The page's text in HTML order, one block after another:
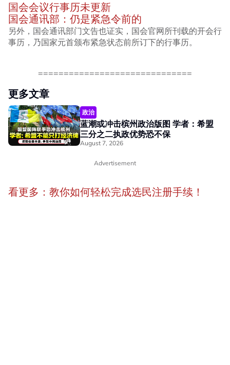
国会会议行事历未更新
国会通讯部：仍是紧急令前的
另外，国会通讯部门文告也证实，国会官网所刊载的开会行
事历，乃国家元首颁布紧急状态前所订下的行事历。
==========​==========​==========
更多文章
政治
蓝潮或冲击槟州政治版图 学者：希盟
三分之二执政优势恐不保
August 7, 2026
Advertisement
看更多：教你如何轻松完成选民注册手续！